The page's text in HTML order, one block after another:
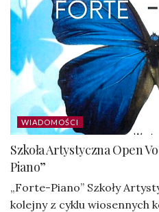
WIADOMOŚCI
Szkoła Artystyczna Open
Piano”
„Forte-Piano” Szkoły
kolejny z cyklu wiosennych